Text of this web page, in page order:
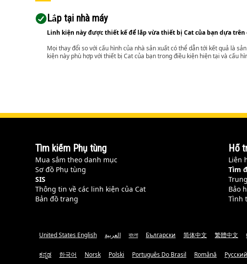
Lắp tại nhà máy
Linh kiện này được thiết kế để lắp vừa thiết bị Cat của bạn dựa trên
Mọi thay đổi so với cấu hình của nhà sản xuất có thể dẫn tới kết quả là
kiện này phù hợp với thiết bị Cat của bạn trong điều kiện hiện tại và cấu
Tìm kiếm Phụ tùng
Mua sắm theo danh mục
Sơ đồ Phụ tùng
SIS
Thông tin về các linh kiện của Cat
Bản đồ trang
Hỗ
Liên
Tìm
Bảo
Tình
United States English العربية বাংলা Български 简体中文 繁體中文
ಕನ್ನಡ 한국어 Norsk Polski Português Do Brasil Română Русский